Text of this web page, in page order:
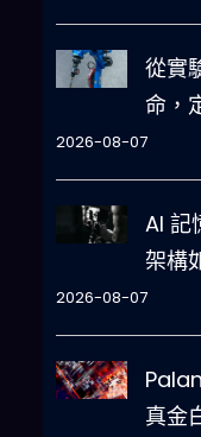
從實
命，
2026-08-07
AI 記
架構
2026-08-07
真金